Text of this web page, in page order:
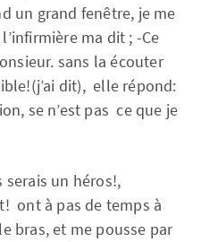
un grand fenêtre, je me
ma dit ; -Ce
sans la écouter
dit), elle répond:
se n’est pas ce que je
serais un héros!,
ont à pas de temps à
bras, et me pousse par